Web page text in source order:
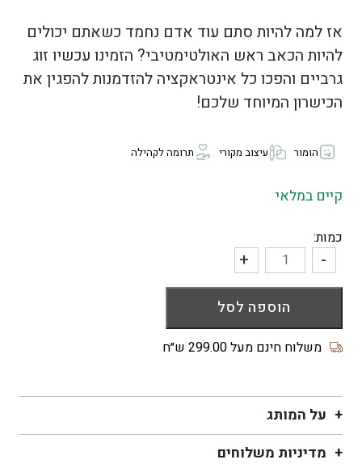
אז למה להיות סתם עוד אדם נחמד כשאתם יכולים
להיות הכאב ראש האולטימטיבי? הזמינו עכשיו זוג
גרביים והפכו כל אינטראקציה להזדמנות להפגין את
הכישרון המיוחד שלכם!
הומור עיצוב מקורי תרומה לקהילה
קיים במלאי
כמות:
כמות
של
גברים
Certified
Ass
-
+
הוספה לסל
משלוח חינם מעל 299.00 ש״ח
על המותג
מדיניות משלוחים